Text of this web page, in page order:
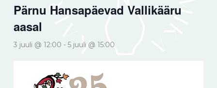
Pärnu Hansapäevad Vallikääru
aasal
3 juuli @ 12:00 - 5 juuli @ 15:00